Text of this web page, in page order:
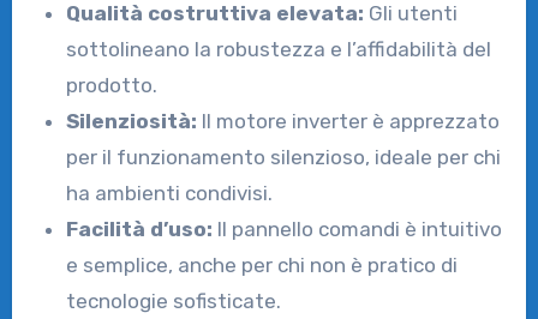
Qualità costruttiva elevata: Gli utenti
sottolineano la robustezza e l’affidabilità del
prodotto.
Silenziosità: Il motore inverter è apprezzato
per il funzionamento silenzioso, ideale per chi
ha ambienti condivisi.
Facilità d’uso: Il pannello comandi è intuitivo
e semplice, anche per chi non è pratico di
tecnologie sofisticate.